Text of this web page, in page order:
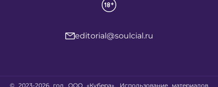
editorial@soulcial.ru
© 2023-2026 год ООО «Кубера». Использование материалов